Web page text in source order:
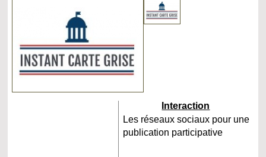
Interaction
Les réseaux sociaux pour une
publication participative